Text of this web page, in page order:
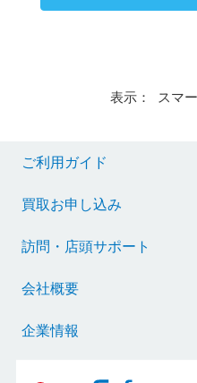
表示： スマ
ご利用ガイド
買取お申し込み
訪問・店頭サポート
会社概要
企業情報